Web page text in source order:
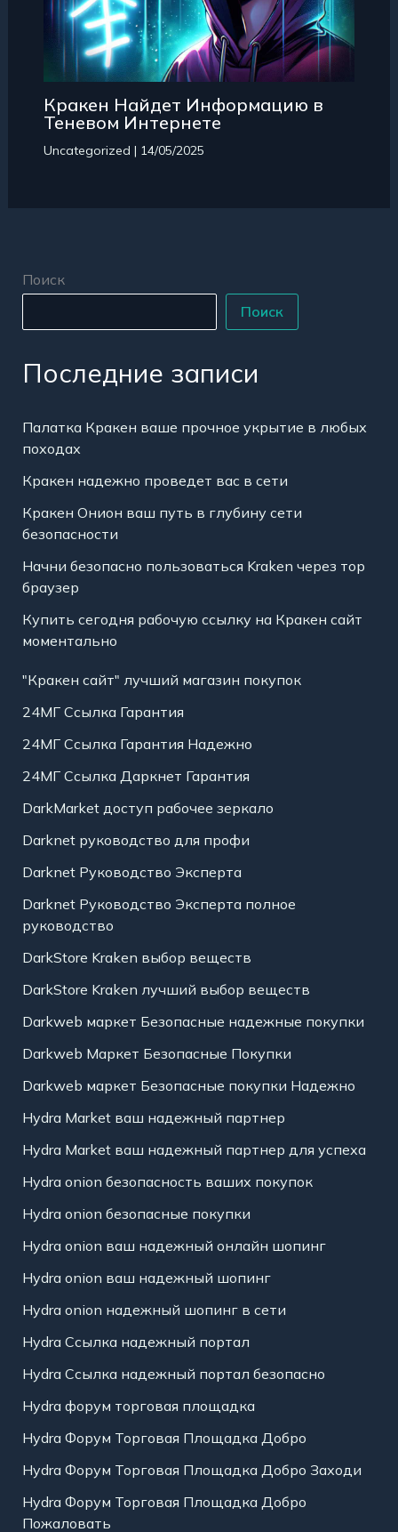
Кракен Найдет Информацию в
Теневом Интернете
Uncategorized | 14/05/2025
Поиск
Поиск
Последние записи
Палатка Кракен ваше прочное укрытие в любых
походах
Кракен надежно проведет вас в сети
Кракен Онион ваш путь в глубину сети
безопасности
Начни безопасно пользоваться Kraken через тор
браузер
Купить сегодня рабочую ссылку на Кракен сайт
моментально
"Кракен сайт" лучший магазин покупок
24МГ Ссылка Гарантия
24МГ Ссылка Гарантия Надежно
24МГ Ссылка Даркнет Гарантия
DarkMarket доступ рабочее зеркало
Darknet руководство для профи
Darknet Руководство Эксперта
Darknet Руководство Эксперта полное
руководство
DarkStore Kraken выбор веществ
DarkStore Kraken лучший выбор веществ
Darkweb маркет Безопасные надежные покупки
Darkweb Маркет Безопасные Покупки
Darkweb маркет Безопасные покупки Надежно
Hydra Market ваш надежный партнер
Hydra Market ваш надежный партнер для успеха
Hydra onion безопасность ваших покупок
Hydra onion безопасные покупки
Hydra onion ваш надежный онлайн шопинг
Hydra onion ваш надежный шопинг
Hydra onion надежный шопинг в сети
Hydra Ссылка надежный портал
Hydra Ссылка надежный портал безопасно
Hydra форум торговая площадка
Hydra Форум Торговая Площадка Добро
Hydra Форум Торговая Площадка Добро Заходи
Hydra Форум Торговая Площадка Добро
Пожаловать